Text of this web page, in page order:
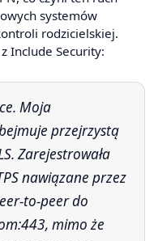
systemów
rodzicielskiej.
Include Security:
przejrzystą
Zarejestrowała
nawiązane przez
to-peer do
mimo że